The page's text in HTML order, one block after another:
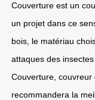
Couverture est un
un projet dans ce
bois, le matériau
attaques des
Couverture, couvreur
recommandera la